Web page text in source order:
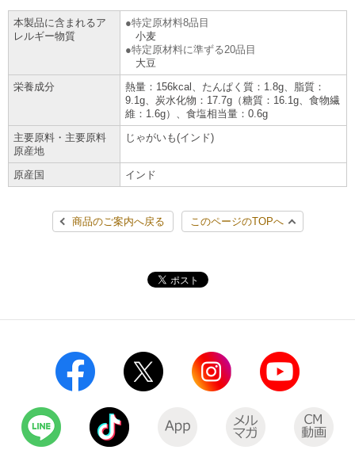
チケット
行政サービス
保険
学び・教育
レジでApple Accountにチャージ
オンラインフォトサービス
コインランドリー（店舗限定）
宅配ロッカー（店舗限定）
自転車シェアリング（店舗限定）
モバイルバッテリーシェアリング（店舗限定）
モバイルWi-Fiバッテリーシェアリング（店舗限定）
荷物預かりサービス「ecbocloakエクボクローク」（店舗限定）
パウダースペース ラブン（店舗限定）
国内店舗数
セブン‐イレブンの海外事業
データで見るセブン‐イレブン
セブン‐イレブンの「商品力」
セブン-イレブンの横顔
4VISIONS
サステナビリティニュース
サステナビリティレポート
報告書ライブラリー
English (Corporate)
English (Services)
한국어(서비스)
ภาษาไทย(บริการ)
本製品に含まれるア
レルギー物質
特定原材料8品目
小麦
特定原材料に準ずる20品目
大豆
栄養成分
熱量：156kcal、たんぱく質：1.8g、脂質：
9.1g、炭水化物：17.7g（糖質：16.1g、食物繊
維：1.6g）、食塩相当量：0.6g
主要原料・主要原料
原産地
じゃがいも(インド)
原産国 インド
商品のご案内へ戻る このページのTOPへ